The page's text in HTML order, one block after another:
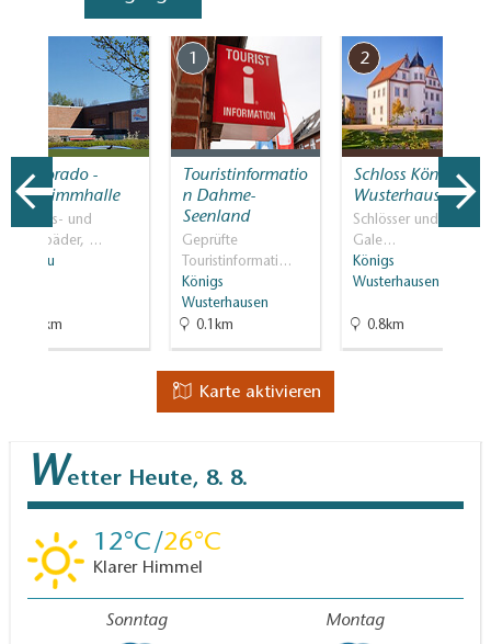
Wildorado -
Schwimmhalle
Erlebnis- und
Spaßbäder, …
Wildau
2.7km
1
Touristinformatio
n Dahme-
Seenland
Geprüfte
Touristinformati…
Königs
Wusterhausen
0.1km
2
Schloss Königs
Wusterhausen
Schlösser und Parks,
Gale…
Königs
Wusterhausen
0.8km
Karte aktivieren
Wetter Heute, 8. 8.
12 26
Klarer Himmel
Sonntag Montag